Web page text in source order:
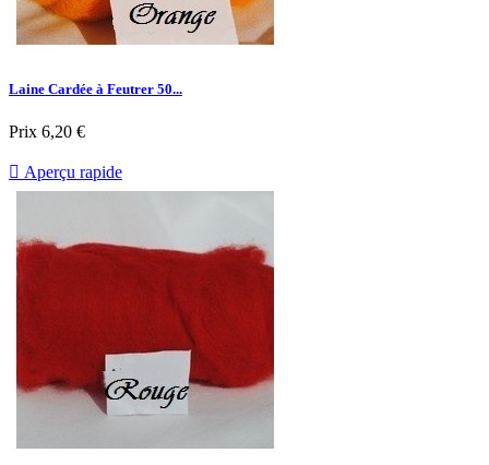
Laine Cardée à Feutrer 50...
Prix 6,20 €
 Aperçu rapide